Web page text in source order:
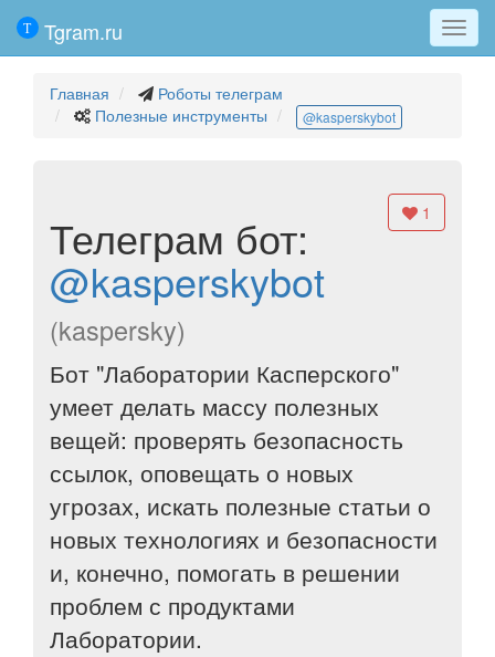
Меню
Tgram.ru
Главная
Роботы телеграм
Полезные инструменты
@kasperskybot
1
Телеграм бот:
@kasperskybot
(kaspersky)
Бот "Лаборатории Касперского"
умеет делать массу полезных
вещей: проверять безопасность
ссылок, оповещать о новых
угрозах, искать полезные статьи о
новых технологиях и безопасности
и, конечно, помогать в решении
проблем с продуктами
Лаборатории.